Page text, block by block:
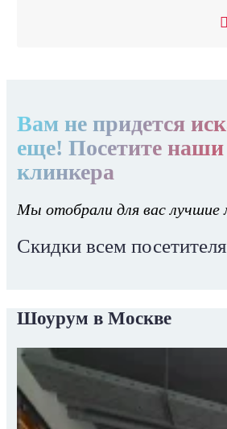
Вам не придется
еще! Посетите
клинкера
Мы отобрали для вас лучшие
Скидки всем
Шоурум в Москве